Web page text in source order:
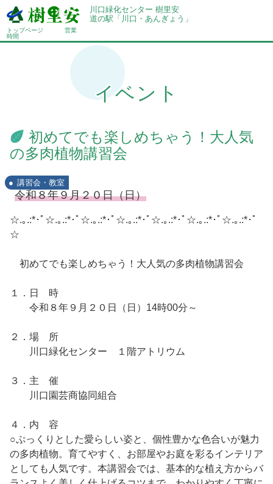
川口緑化センター 樹里安
道の駅「川口・あんぎょう」
トップページ
営業
時間
イベント
初めてでも楽しめちゃう！大人気
の多肉植物講習会
講習会・教室
令和８年９月２０日（日）
☆.｡.:*･ﾟ☆.｡.:*･ﾟ☆.｡.:*･ﾟ☆.｡.:*･ﾟ☆.｡.:*･ﾟ☆.｡.:*･ﾟ☆.｡.:*･ﾟ
☆
初めてでも楽しめちゃう！大人気の多肉植物講習会
１．日 時
令和８年９月２０日（日）14時00分～
２．場 所
川口緑化センター １階アトリウム
３．主 催
川口園芸商協同組合
４．内 容
○ぷっくりとした愛らしい姿と、個性豊かな色合いが魅力
の多肉植物。育てやすく、お部屋やお庭を彩るインテリア
としても人気です。本講習会では、基本的な植え方からバ